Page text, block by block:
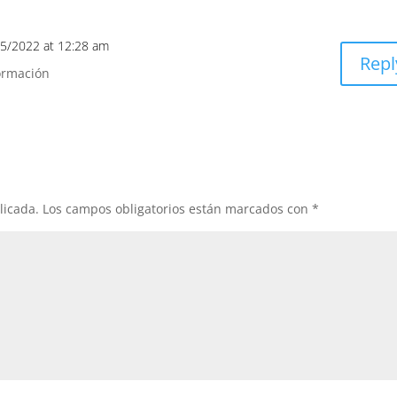
2022 at 12:28 am
Los campos obligatorios están marcados con*